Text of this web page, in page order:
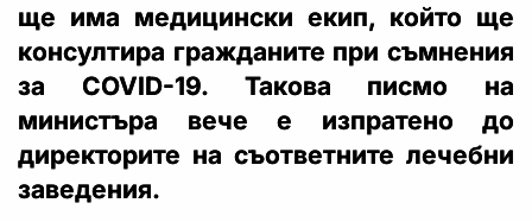
ще има медицински екип, който ще
консултира гражданите при съмнения
за COVID-19. Такова писмо на
министъра вече е изпратено до
директорите на съответните лечебни
заведения.